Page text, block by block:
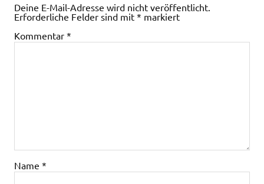
Deine E-Mail-Adresse wird nicht veröffentlicht.
Erforderliche Felder sind mit * markiert
Kommentar *
Name *